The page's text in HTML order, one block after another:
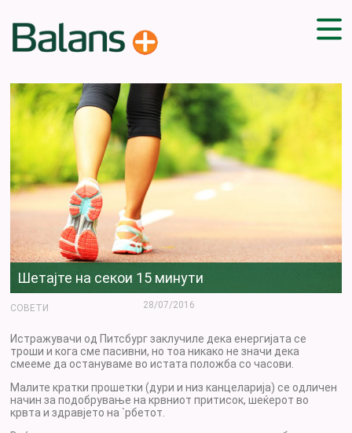
ДОМА
СОВЕТИ
ВЕЖБИ
ПЛАН ЗА ИСХРАНА
ЗДРАВИ РЕЦЕПТИ
БЛОГ
ПРОИЗВОДИ
КАМПАЊИ
ЧПП
Шетајте на секои 15 минути
СОВЕТИ 28/07/2016
Истражувачи од Питсбург заклучиле дека енергијата се
троши и кога сме пасивни, но тоа никако не значи дека
смееме да остануваме во истата положба со часови.
Малите кратки прошетки (дури и низ канцеларија) се одличен
начин за подобрување на крвниот притисок, шеќерот во
крвта и здравјето на `рбетот.